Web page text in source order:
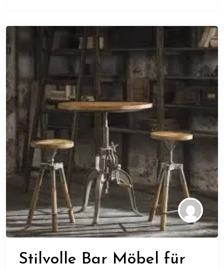
Stilvolle Bar Möbel für